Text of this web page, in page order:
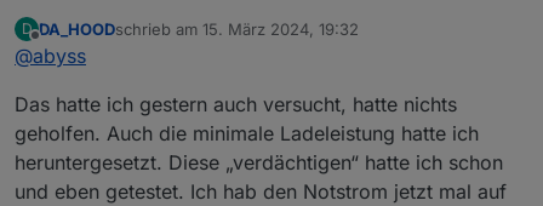
Hatte ich bei mir Anfangs auch. Bei mir hat hier
dahin speist er alles ein.
Setz mal deinen Regelbeginn nach vorne.
D
Offline
DA_HOODschrieb am 15. März 2024, 19:32
zuletzt editiert von
@abyss
Das hatte ich gestern auch versucht, hatte nichts
geholfen. Auch die minimale Ladeleistung hatte ich
heruntergesetzt. Diese „verdächtigen“ hatte ich schon
und eben getestet. Ich hab den Notstrom jetzt mal auf